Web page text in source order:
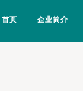
首页 企业简介